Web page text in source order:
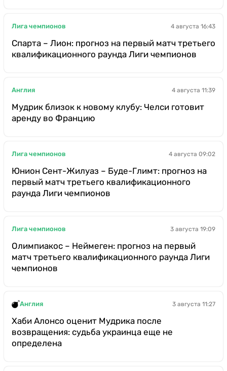
Лига чемпионов 4 августа 16:43
Спарта – Лион: прогноз на первый матч третьего
квалификационного раунда Лиги чемпионов
Англия 4 августа 11:39
Мудрик близок к новому клубу: Челси готовит
аренду во Францию
Лига чемпионов 4 августа 09:02
Юнион Сент-Жилуаз – Буде-Глимт: прогноз на
первый матч третьего квалификационного
раунда Лиги чемпионов
Лига чемпионов 3 августа 19:09
Олимпиакос – Неймеген: прогноз на первый
матч третьего квалификационного раунда Лиги
чемпионов
Англия 3 августа 11:27
Хаби Алонсо оценит Мудрика после
возвращения: судьба украинца еще не
определена